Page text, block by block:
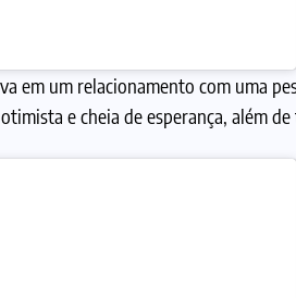
em um relacionamento com uma
e cheia de esperança, além